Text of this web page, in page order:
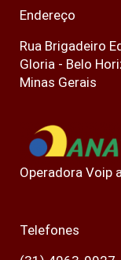
Endereço
Rua Brigadeiro
Gloria - Belo
Minas Gerais
Operadora Voip
Telefones